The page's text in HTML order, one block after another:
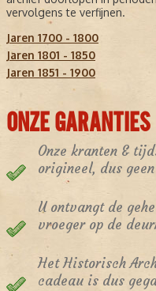
vervolgens te verfijnen.
Jaren 1700 - 1800
Jaren 1801 - 1850
Jaren 1851 - 1900
ONZE GARANTIES
Onze kranten &
origineel, dus
U ontvangt de
vroeger op de
Het Historisch
cadeau is dus